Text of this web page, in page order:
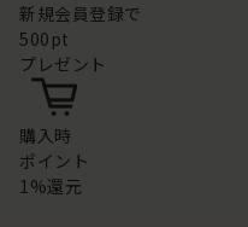
新規会員登録で
500pt
プレゼント
購入時
ポイント
1%還元